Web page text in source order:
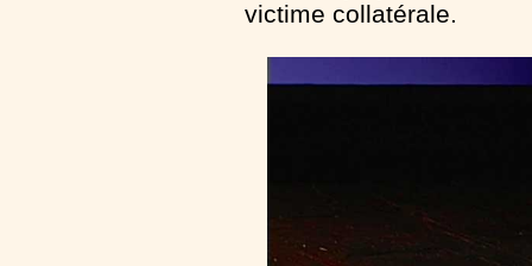
victime collatérale.